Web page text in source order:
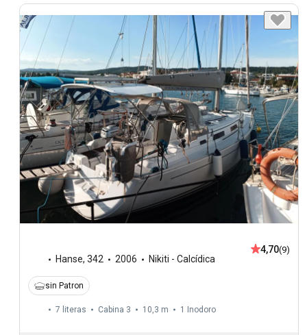
Hanse, 342 2006 Nikiti - Calcídica
4,70(9)
sin Patron
7 literas Cabina 3 10,3 m 1 Inodoro